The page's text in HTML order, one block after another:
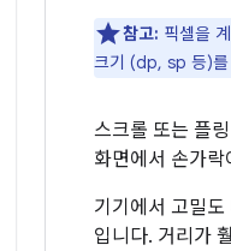
참고: 픽셀을
크기 (dp, sp 등)를
스크롤 또는 플
화면에서 손가락
기기에서 고밀
입니다. 거리가